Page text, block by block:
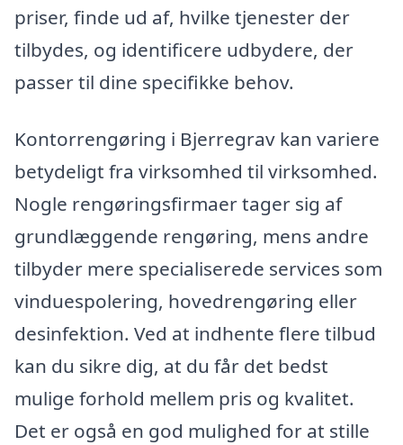
priser, finde ud af, hvilke tjenester der
tilbydes, og identificere udbydere, der
passer til dine specifikke behov.
Kontorrengøring i Bjerregrav kan variere
betydeligt fra virksomhed til virksomhed.
Nogle rengøringsfirmaer tager sig af
grundlæggende rengøring, mens andre
tilbyder mere specialiserede services som
vinduespolering, hovedrengøring eller
desinfektion. Ved at indhente flere tilbud
kan du sikre dig, at du får det bedst
mulige forhold mellem pris og kvalitet.
Det er også en god mulighed for at stille